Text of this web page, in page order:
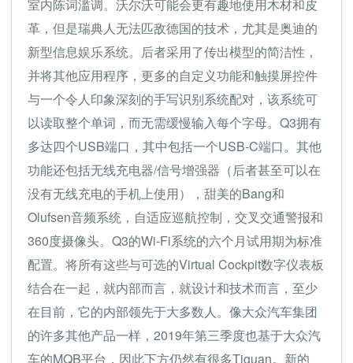
室内陈词滥调。沃尔沃可能会更有趣地使用木材和皮
革，但是瑞典人无法匹敌德国的技术，尤其是奥迪的
新型信息娱乐系统。后者采用了传出模型的简洁性，
并将其他应用程序，更多的自定义功能和触摸屏控件
与一个令人印象深刻的手写识别系统配对，该系统可
以读取整个单词，而无需缓慢输入每个字母。Q3拥有
多达四个USB端口，其中包括一个USB-C端口。其他
功能还包括无线充电器/信号增强器（后者甚至可以在
没有无线充电的手机上使用），甜美的Bang和
Olufsen音频系统，自适应巡航控制，交叉交通警报和
360度摄像头。Q3的Wi-Fi系统的六个月试用期为标准
配置。将所有这些与可选的Virtual Cockpit数字仪表板
结合在一起，就内部而言，就设计和技术而言，至少
在目前，它的内部领先于大多数人。像大众汽车集团
的许多其他产品一样，2019年第三季度也基于大众汽
车的MQB平台，因此下方仍然有很多Tiguan。新的